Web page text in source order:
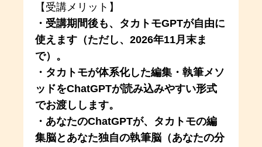
【受講メリット】
・受講期間後も、タカトモGPTが自由に
使えます（ただし、2026年11月末ま
で）。
・タカトモが体系化した編集・執筆メソ
ッドをChatGPTが読み込みやすい形式
でお渡しします。
・あなたのChatGPTが、タカトモの編
集脳とあなた独自の執筆脳（あなたの分